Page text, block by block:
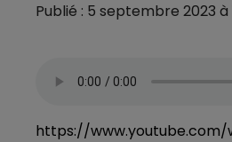
Publié : 5 septembre 2023 à
https://